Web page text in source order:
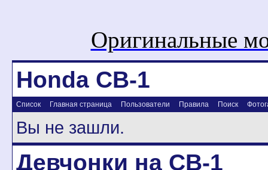
Оригинальные
Honda CB-1
Список Главная страница Пользователи Правила Поиск
Вы не зашли.
Девчонки на CB-1